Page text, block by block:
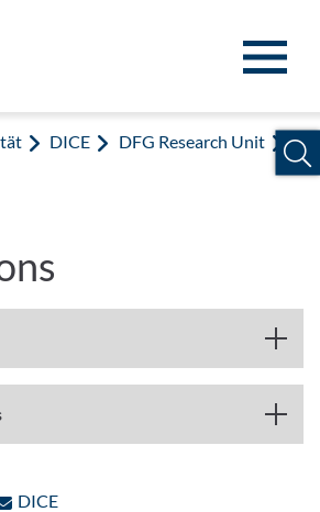
DICE
DFG Research Unit
DICE: Per E-Mail kontaktieren